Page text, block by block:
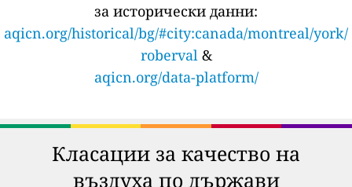
за исторически данни:
aqicn.org/historical/bg/#city:canada/montreal/york/
roberval &
aqicn.org/data-platform/
Класации за качество на
въздуха по държави